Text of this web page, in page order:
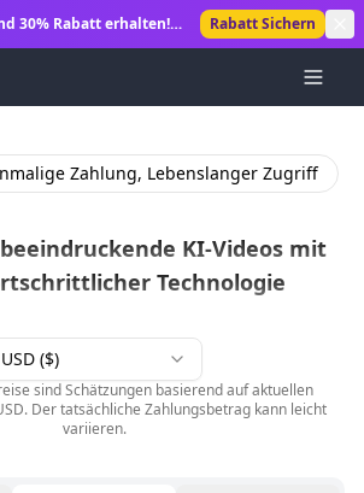
30% Rabatt erhalten!
Rabatt Sichern
Zahlung, Lebenslanger Zugriff
KI-Videos mit
Technologie
USD ($)
sind Schätzungen basierend auf aktuellen
Der tatsächliche Zahlungsbetrag kann leicht
variieren.